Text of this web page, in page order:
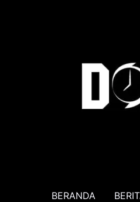
BERANDA